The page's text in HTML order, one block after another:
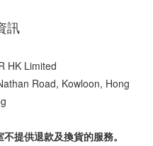
訊
HK Limited
Road, Kowloon, Hong
提供退款及換貨的服務。